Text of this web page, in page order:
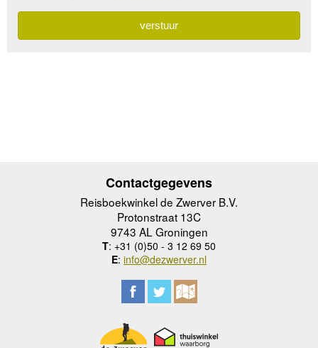
Contactgegevens
Reisboekwinkel de Zwerver B.V.
Protonstraat 13C
9743 AL Groningen
T: +31 (0)50 - 3 12 69 50
E: info@dezwerver.nl